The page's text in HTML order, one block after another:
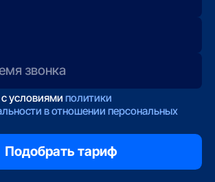
условиями политики
в отношении персональных